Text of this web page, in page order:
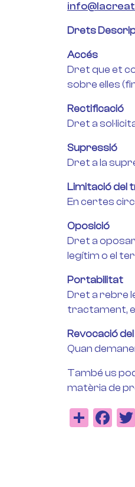
Drets
Accés
Dret que et
sobre elles
Rectificació
Dret a
Supressió
Dret a la
Limitació del
En certes
Oposició
Dret a
legítim o el
Portabilitat
Dret a rebre
tractament,
Revocació
Quan
També us
matèria de